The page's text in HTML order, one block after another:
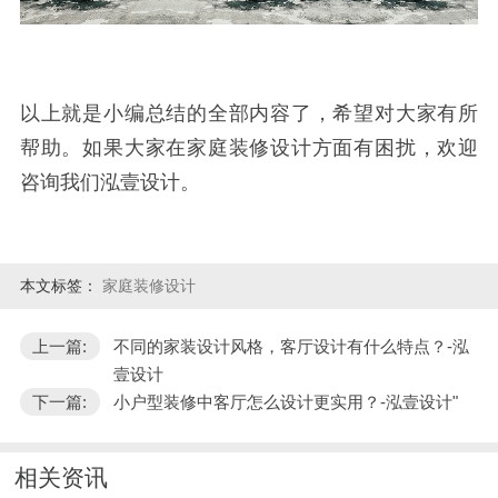
以上就是小编总结的全部内容了，希望对大家有所
帮助。如果大家在家庭装修设计方面有困扰，欢迎
咨询我们泓壹设计。
本文标签： 家庭装修设计
上一篇:
不同的家装设计风格，客厅设计有什么特点？-泓
壹设计
下一篇:
小户型装修中客厅怎么设计更实用？-泓壹设计"
相关资讯